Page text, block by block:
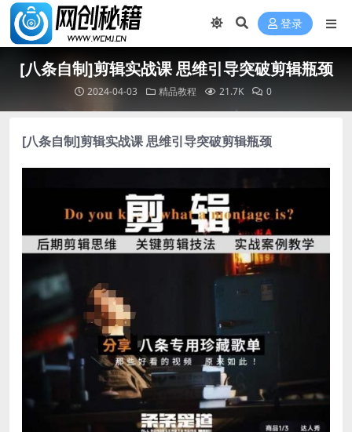
登录
[八条自制]剪辑实战课 思维引导突破剪辑瓶颈
2024-04-03 精品教程 21.7K 0
[八条自制]剪辑实战课思维引导突破剪辑瓶颈